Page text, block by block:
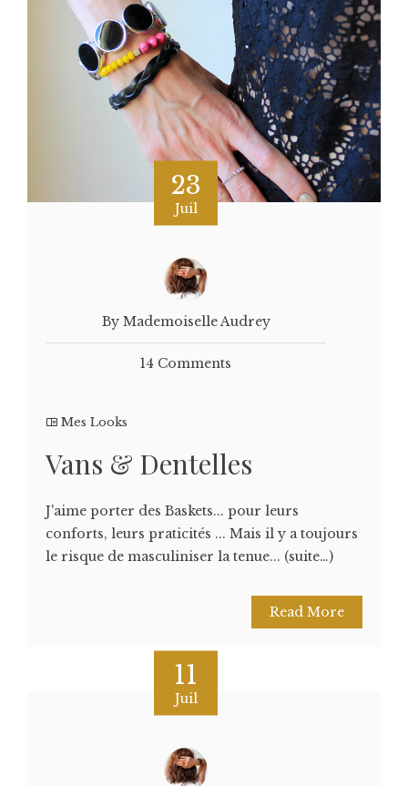
23
Juil
By Mademoiselle Audrey
14 Comments
Mes Looks
Vans & Dentelles
J'aime porter des Baskets... pour leurs
conforts, leurs praticités ... Mais il y a toujours
le risque de masculiniser la tenue... (suite…)
Read More
11
Juil